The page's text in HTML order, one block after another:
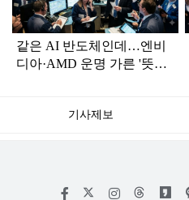
같은 AI 반도체인데…엔비
디아·AMD 운명 가른 '뜻밖
기사제보
페
인